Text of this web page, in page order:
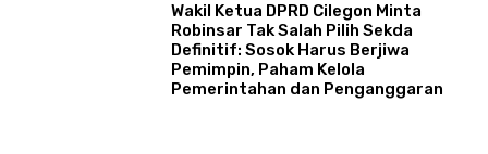
Wakil Ketua DPRD Cilegon Minta
Robinsar Tak Salah Pilih Sekda
Definitif: Sosok Harus Berjiwa
Pemimpin, Paham Kelola
Pemerintahan dan Penganggaran